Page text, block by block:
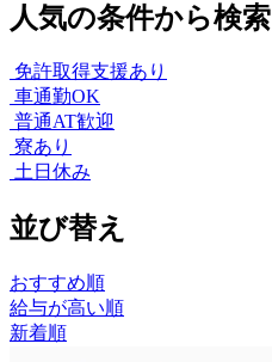
人気の条件から検索
免許取得支援あり
車通勤OK
普通AT歓迎
寮あり
土日休み
並び替え
おすすめ順
給与が高い順
新着順